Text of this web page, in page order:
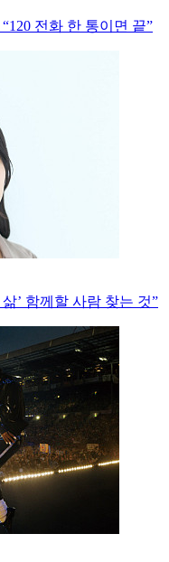
전화 한 통이면 끝”
’ 함께할 사람 찾는 것”